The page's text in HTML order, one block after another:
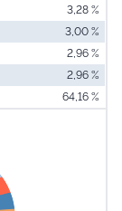
3,28 %
3,00 %
2,96 %
2,96 %
64,16 %